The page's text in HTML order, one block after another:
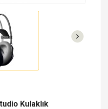
Kulaklık